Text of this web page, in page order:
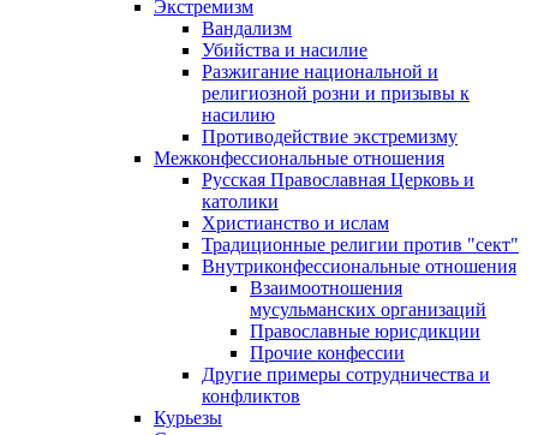
Экстремизм
Вандализм
Убийства и насилие
Разжигание национальной и
религиозной розни и призывы к
насилию
Противодействие экстремизму
Межконфессиональные отношения
Русская Православная Церковь и
католики
Христианство и ислам
Традиционные религии против "сект"
Внутриконфессиональные отношения
Взаимоотношения
мусульманских организаций
Православные юрисдикции
Прочие конфессии
Другие примеры сотрудничества и
конфликтов
Курьезы